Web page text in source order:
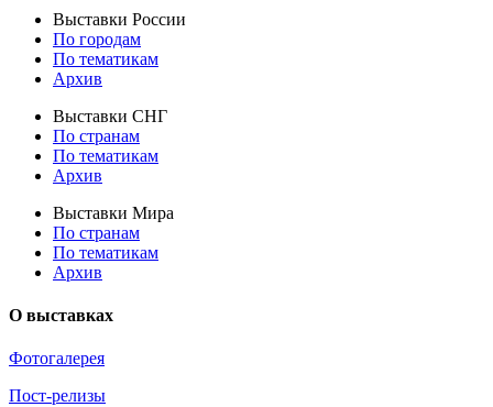
Выставки России
По городам
По тематикам
Архив
Выставки СНГ
По странам
По тематикам
Архив
Выставки Мира
По странам
По тематикам
Архив
О выставках
Фотогалерея
Пост-релизы